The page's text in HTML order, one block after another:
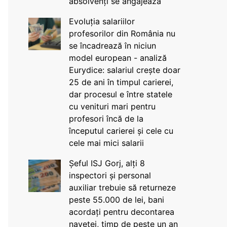
Evoluția salariilor
profesorilor din România nu
se încadrează în niciun
model european - analiză
Eurydice: salariul crește doar
25 de ani în timpul carierei,
dar procesul e între statele
cu venituri mari pentru
profesori încă de la
începutul carierei și cele cu
cele mai mici salarii
Șeful ISJ Gorj, alți 8
inspectori și personal
auxiliar trebuie să returneze
peste 55.000 de lei, bani
acordați pentru decontarea
navetei, timp de peste un an